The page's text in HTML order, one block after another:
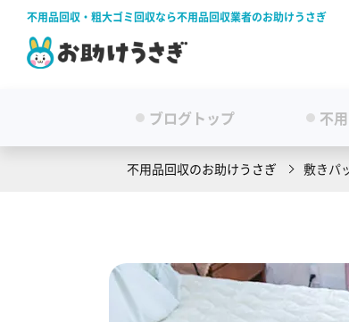
不用品回収・粗大ゴミ回収なら不用品回収業者のお助けうさぎ
ブログトップ 不
不用品回収のお助けうさぎ 敷きパ